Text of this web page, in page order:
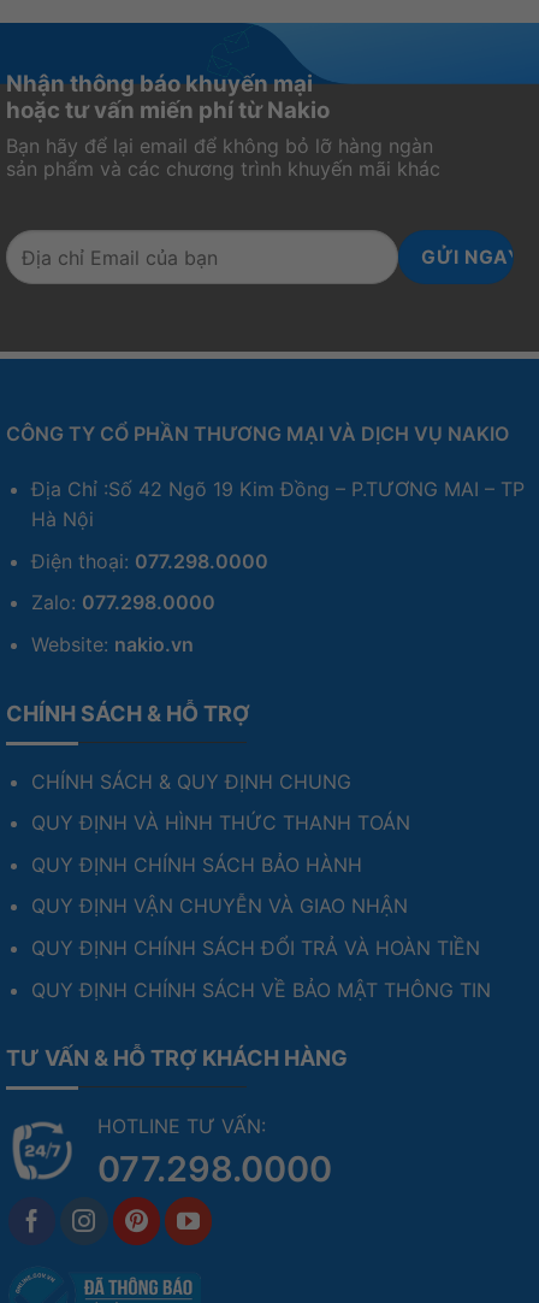
Nhận thông báo khuyến mại
hoặc tư vấn miến phí từ Nakio
Bạn hãy để lại email để không bỏ lỡ hàng ngàn
sản phẩm và các chương trình khuyến mãi khác
CÔNG TY CỔ PHẦN THƯƠNG MẠI VÀ DỊCH VỤ NAKIO
Địa Chỉ :Số 42 Ngõ 19 Kim Đồng – P.TƯƠNG MAI – TP
Hà Nội
Điện thoại: 077.298.0000
Zalo: 077.298.0000
Website: nakio.vn
CHÍNH SÁCH & HỖ TRỢ
CHÍNH SÁCH & QUY ĐỊNH CHUNG
QUY ĐỊNH VÀ HÌNH THỨC THANH TOÁN
QUY ĐỊNH CHÍNH SÁCH BẢO HÀNH
QUY ĐỊNH VẬN CHUYỄN VÀ GIAO NHẬN
QUY ĐỊNH CHÍNH SÁCH ĐỔI TRẢ VÀ HOÀN TIỀN
QUY ĐỊNH CHÍNH SÁCH VỀ BẢO MẬT THÔNG TIN
TƯ VẤN & HỖ TRỢ KHÁCH HÀNG
HOTLINE TƯ VẤN:
077.298.0000